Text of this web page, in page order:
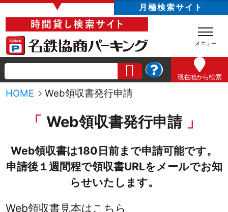
▼ 月極検索サイト
現在地から検索
HOME Web領収書発行申請
Web領収書発行申請
Web領収書は180日前まで申請可能です。
申請後１週間程で領収書URLをメールでお知
らせいたします。
Web領収書見本はこちら